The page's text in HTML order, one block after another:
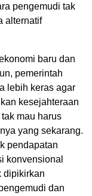
pengemudi tak
alternatif
baru dan
pemerintah
lebih keras agar
kesejahteraan
mau harus
yang sekarang.
pendapatan
konvensional
dipikirkan
dan